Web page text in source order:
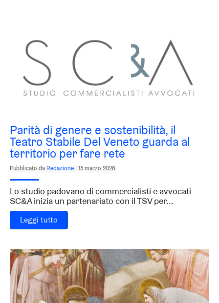
Parità di genere e sostenibilità, il
Teatro Stabile Del Veneto guarda al
territorio per fare rete
Pubblicato da Redazione 13 marzo 2026
Lo studio padovano di commercialisti e avvocati
SC&A inizia un partenariato con il TSV per...
Leggi tutto